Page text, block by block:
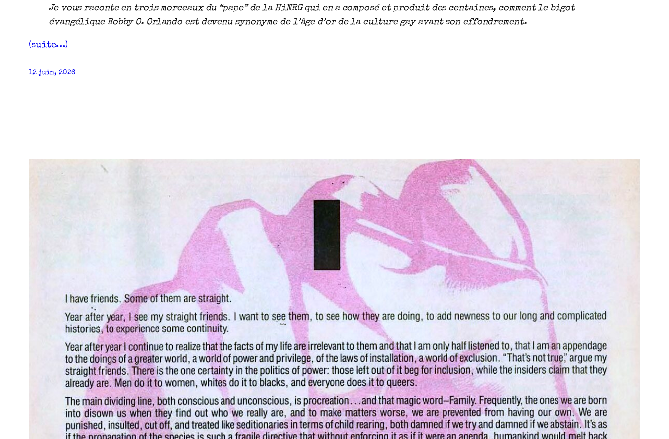
Je vous raconte en trois morceaux du “pape” de la HiNRG qui en a composé et produit des centaines, comment le bigot
évangélique Bobby O. Orlando est devenu synonyme de l’âge d’or de la culture gay avant son effondrement.
(suite…)
12 juin, 2026